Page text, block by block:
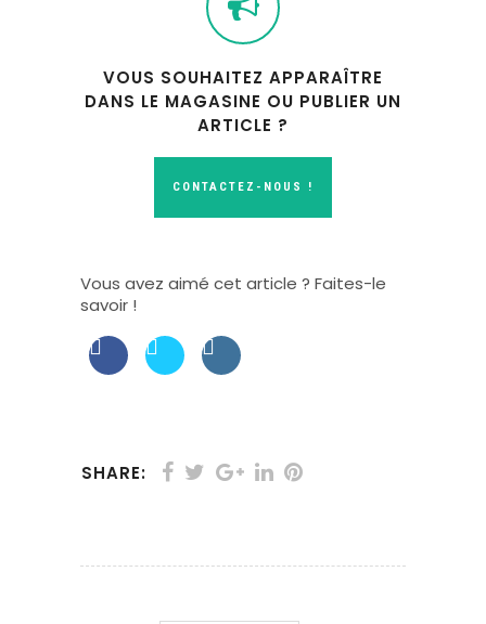
VOUS SOUHAITEZ APPARAÎTRE
DANS LE MAGASINE OU PUBLIER UN
ARTICLE ?
CONTACTEZ-NOUS !
Vous avez aimé cet article ? Faites-le
savoir !
SHARE: